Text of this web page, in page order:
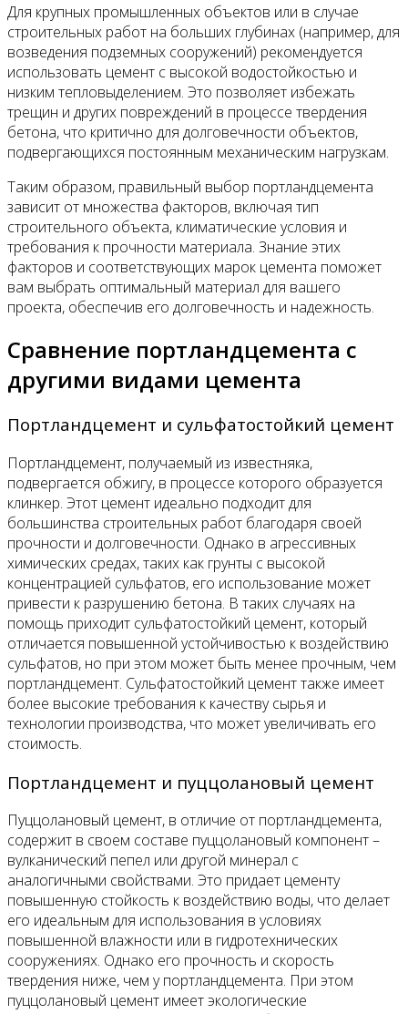
Для крупных промышленных объектов или в случае
строительных работ на больших глубинах (например, для
возведения подземных сооружений) рекомендуется
использовать цемент с высокой водостойкостью и
низким тепловыделением. Это позволяет избежать
трещин и других повреждений в процессе твердения
бетона, что критично для долговечности объектов,
подвергающихся постоянным механическим нагрузкам.
Таким образом, правильный выбор портландцемента
зависит от множества факторов, включая тип
строительного объекта, климатические условия и
требования к прочности материала. Знание этих
факторов и соответствующих марок цемента поможет
вам выбрать оптимальный материал для вашего
проекта, обеспечив его долговечность и надежность.
Сравнение портландцемента с
другими видами цемента
Портландцемент и сульфатостойкий цемент
Портландцемент, получаемый из известняка,
подвергается обжигу, в процессе которого образуется
клинкер. Этот цемент идеально подходит для
большинства строительных работ благодаря своей
прочности и долговечности. Однако в агрессивных
химических средах, таких как грунты с высокой
концентрацией сульфатов, его использование может
привести к разрушению бетона. В таких случаях на
помощь приходит сульфатостойкий цемент, который
отличается повышенной устойчивостью к воздействию
сульфатов, но при этом может быть менее прочным, чем
портландцемент. Сульфатостойкий цемент также имеет
более высокие требования к качеству сырья и
технологии производства, что может увеличивать его
стоимость.
Портландцемент и пуццолановый цемент
Пуццолановый цемент, в отличие от портландцемента,
содержит в своем составе пуццолановый компонент –
вулканический пепел или другой минерал с
аналогичными свойствами. Это придает цементу
повышенную стойкость к воздействию воды, что делает
его идеальным для использования в условиях
повышенной влажности или в гидротехнических
сооружениях. Однако его прочность и скорость
твердения ниже, чем у портландцемента. При этом
пуццолановый цемент имеет экологические